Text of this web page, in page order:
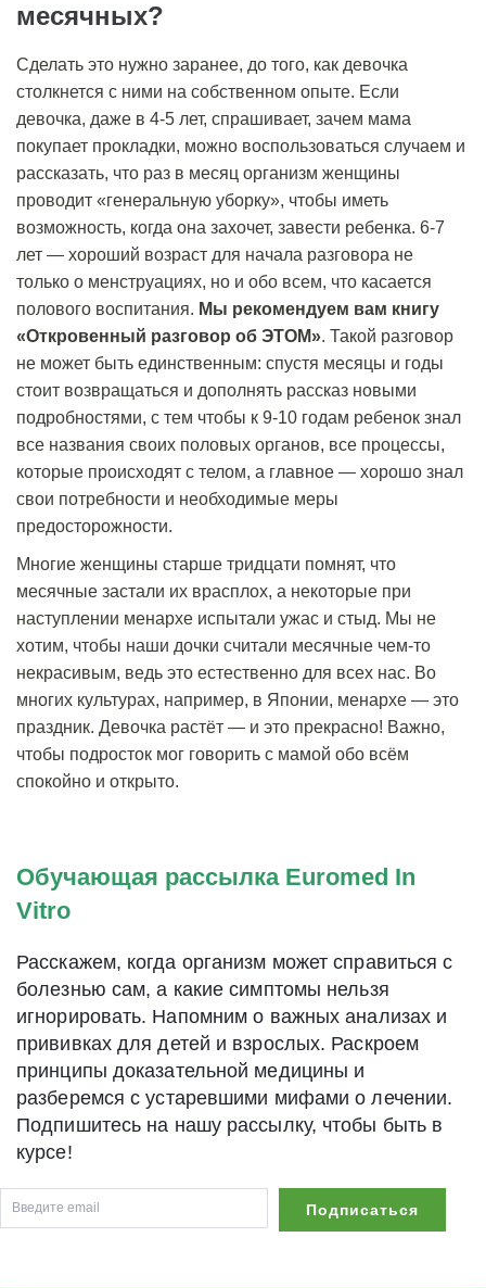
месячных?
Сделать это нужно заранее, до того, как девочка
столкнется с ними на собственном опыте. Если
девочка, даже в 4-5 лет, спрашивает, зачем мама
покупает прокладки, можно воспользоваться случаем и
рассказать, что раз в месяц организм женщины
проводит «генеральную уборку», чтобы иметь
возможность, когда она захочет, завести ребенка. 6-7
лет — хороший возраст для начала разговора не
только о менструациях, но и обо всем, что касается
полового воспитания. Мы рекомендуем вам книгу
«Откровенный разговор об ЭТОМ». Такой разговор
не может быть единственным: спустя месяцы и годы
стоит возвращаться и дополнять рассказ новыми
подробностями, с тем чтобы к 9-10 годам ребенок знал
все названия своих половых органов, все процессы,
которые происходят с телом, а главное — хорошо знал
свои потребности и необходимые меры
предосторожности.
Многие женщины старше тридцати помнят, что
месячные застали их врасплох, а некоторые при
наступлении менархе испытали ужас и стыд. Мы не
хотим, чтобы наши дочки считали месячные чем-то
некрасивым, ведь это естественно для всех нас. Во
многих культурах, например, в Японии, менархе — это
праздник. Девочка растёт — и это прекрасно! Важно,
чтобы подросток мог говорить с мамой обо всём
спокойно и открыто.
Обучающая рассылка Euromed In
Vitro
Расскажем, когда организм может справиться с
болезнью сам, а какие симптомы нельзя
игнорировать. Напомним о важных анализах и
прививках для детей и взрослых. Раскроем
принципы доказательной медицины и
разберемся с устаревшими мифами о лечении.
Подпишитесь на нашу рассылку, чтобы быть в
курсе!